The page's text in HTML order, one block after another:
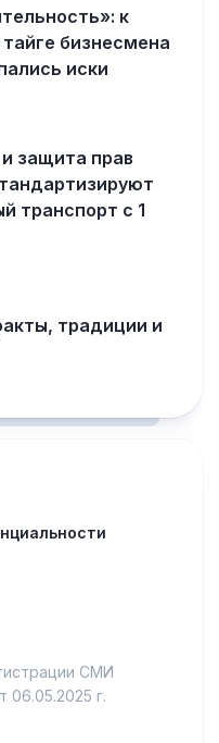
к
бизнесмена
иски
защита прав
транспорт с 1
традиции и
СМИ
г.